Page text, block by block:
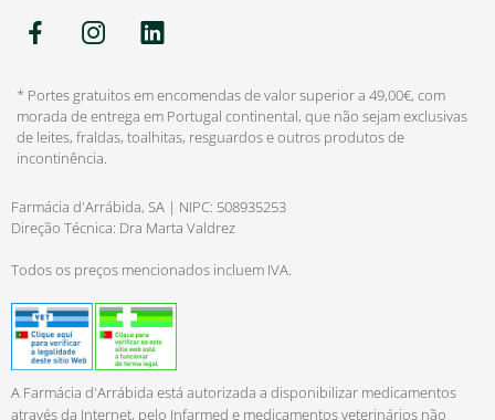
* Portes gratuitos em encomendas de valor superior a 49,00€, com
morada de entrega em Portugal continental, que não sejam exclusivas
de leites, fraldas, toalhitas, resguardos e outros produtos de
incontinência.
Farmácia d'Arrábida, SA | NIPC: 508935253
Direção Técnica: Dra Marta Valdrez
Todos os preços mencionados incluem IVA.
A Farmácia d'Arrábida está autorizada a disponibilizar medicamentos
através da Internet, pelo Infarmed e medicamentos veterinários não